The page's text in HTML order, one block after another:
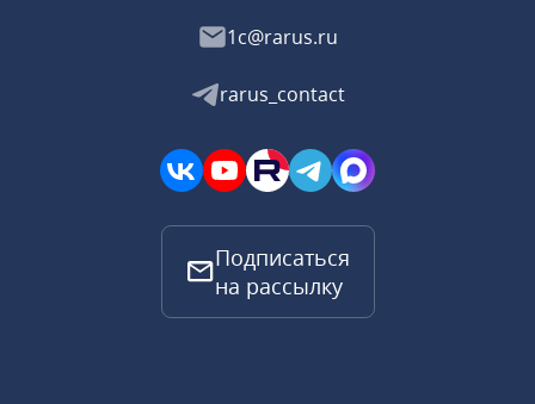
1c@rarus.ru
rarus_contact
Подписаться
на рассылку